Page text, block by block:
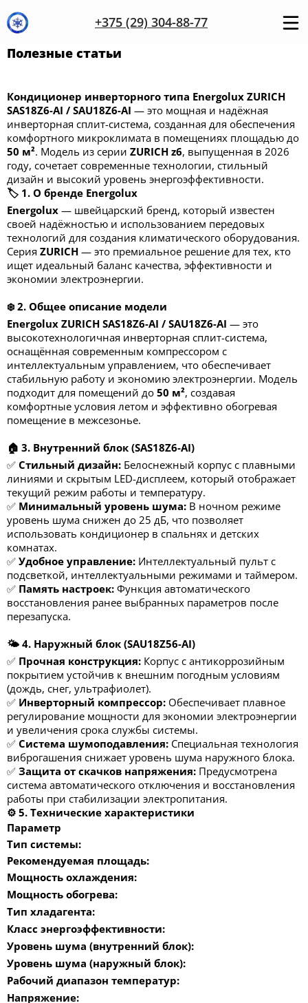
+375 (29) 304-88-77
Полезные статьи
Кондиционер инверторного типа Energolux ZURICH
SAS18Z6-AI / SAU18Z6-AI — это мощная и надёжная
инверторная сплит-система, созданная для обеспечения
комфортного микроклимата в помещениях площадью до
50 м². Модель из серии ZURICH z6, выпущенная в 2026
году, сочетает современные технологии, стильный
дизайн и высокий уровень энергоэффективности.
🏷️ 1. О бренде Energolux
Energolux — швейцарский бренд, который известен
своей надёжностью и использованием передовых
технологий для создания климатического оборудования.
Серия ZURICH — это премиальное решение для тех, кто
ищет идеальный баланс качества, эффективности и
экономии электроэнергии.
❄️ 2. Общее описание модели
Energolux ZURICH SAS18Z6-AI / SAU18Z6-AI — это
высокотехнологичная инверторная сплит-система,
оснащённая современным компрессором с
интеллектуальным управлением, что обеспечивает
стабильную работу и экономию электроэнергии. Модель
подходит для помещений до 50 м², создавая
комфортные условия летом и эффективно обогревая
помещение в межсезонье.
🏠 3. Внутренний блок (SAS18Z6-AI)
✅ Стильный дизайн: Белоснежный корпус с плавными
линиями и скрытым LED-дисплеем, который отображает
текущий режим работы и температуру.
✅ Минимальный уровень шума: В ночном режиме
уровень шума снижен до 25 дБ, что позволяет
использовать кондиционер в спальнях и детских
комнатах.
✅ Удобное управление: Интеллектуальный пульт с
подсветкой, интеллектуальными режимами и таймером.
✅ Память настроек: Функция автоматического
восстановления ранее выбранных параметров после
перезапуска.
🌤️ 4. Наружный блок (SAU18Z56-AI)
✅ Прочная конструкция: Корпус с антикоррозийным
покрытием устойчив к внешним погодным условиям
(дождь, снег, ультрафиолет).
✅ Инверторный компрессор: Обеспечивает плавное
регулирование мощности для экономии электроэнергии
и увеличения срока службы системы.
✅ Система шумоподавления: Специальная технология
виброгашения снижает уровень шума наружного блока.
✅ Защита от скачков напряжения: Предусмотрена
система автоматического отключения и восстановления
работы при стабилизации электропитания.
⚙️ 5. Технические характеристики
Параметр
Тип системы:
Рекомендуемая площадь:
Мощность охлаждения:
Мощность обогрева:
Тип хладагента:
Класс энергоэффективности:
Уровень шума (внутренний блок):
Уровень шума (наружный блок):
Рабочий диапазон температур:
Напряжение: